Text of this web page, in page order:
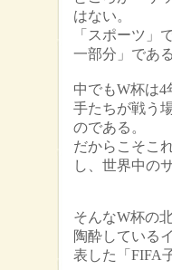
はない。
「スポーツ」
一部分」である
中でもW杯は
手たちが戦う
のである。
だからこそこ
し、世界中の
そんなW杯の
陶酔している
表した「FIFA